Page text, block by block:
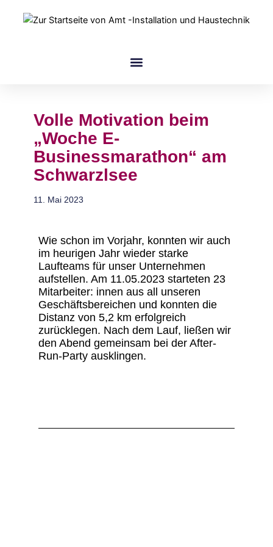
Volle Motivation beim
„Woche E-
Businessmarathon“ am
Schwarzlsee
11. Mai 2023
Wie schon im Vorjahr, konnten wir auch
im heurigen Jahr wieder starke
Laufteams für unser Unternehmen
aufstellen. Am 11.05.2023 starteten 23
Mitarbeiter: innen aus all unseren
Geschäftsbereichen und konnten die
Distanz von 5,2 km erfolgreich
zurücklegen. Nach dem Lauf, ließen wir
den Abend gemeinsam bei der After-
Run-Party ausklingen.